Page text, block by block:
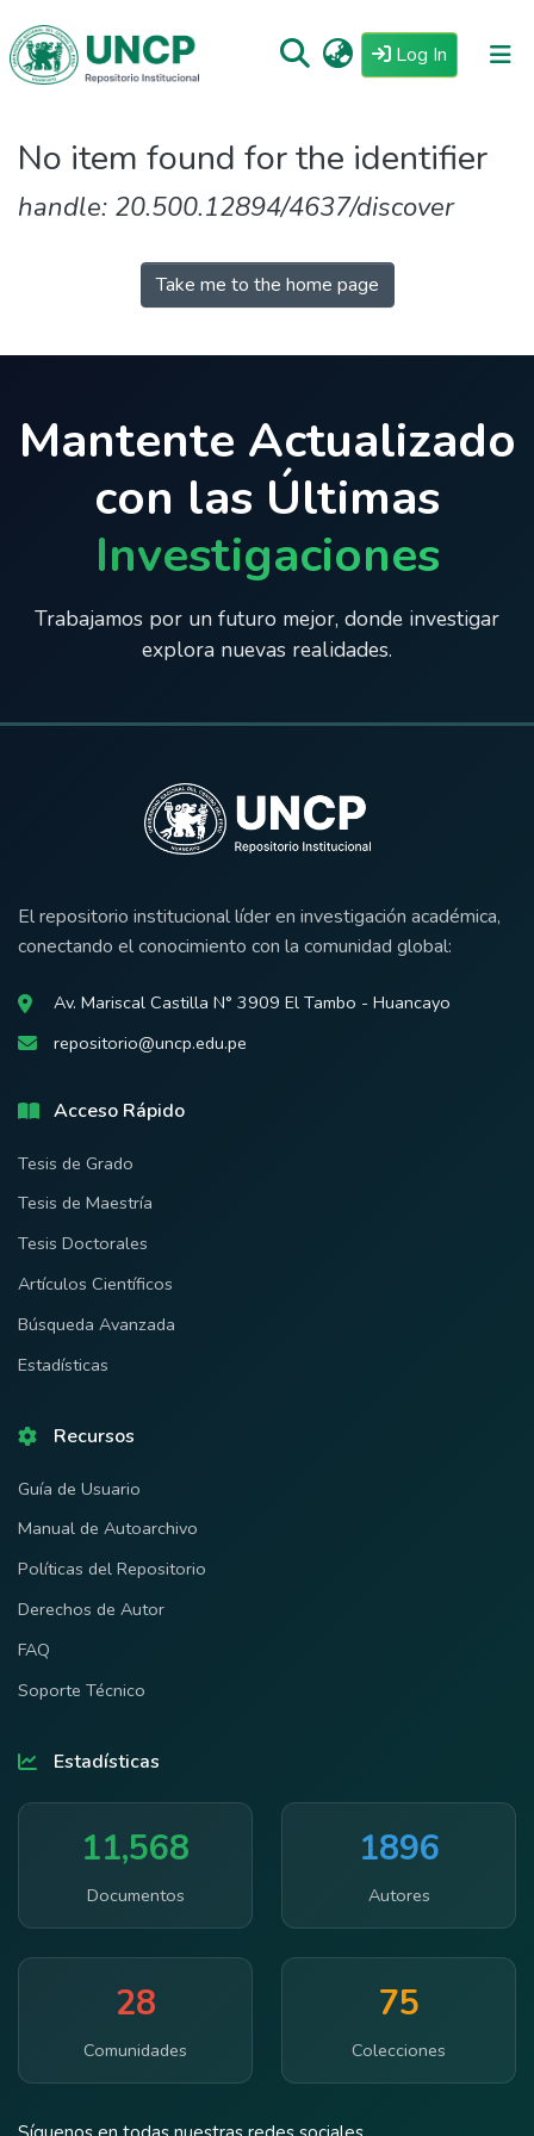
Log In (current)
Repositorio
Estadisticas
No item found for the identifier
handle: 20.500.12894/4637/discover
Take me to the home page
Mantente Actualizado
con las Últimas
Investigaciones
Trabajamos por un futuro mejor, donde investigar
explora nuevas realidades.
El repositorio institucional líder en investigación académica,
conectando el conocimiento con la comunidad global:
Av. Mariscal Castilla N° 3909 El Tambo - Huancayo
repositorio@uncp.edu.pe
Acceso Rápido
Tesis de Grado
Tesis de Maestría
Tesis Doctorales
Artículos Científicos
Búsqueda Avanzada
Estadísticas
Recursos
Guía de Usuario
Manual de Autoarchivo
Políticas del Repositorio
Derechos de Autor
FAQ
Soporte Técnico
Estadísticas
11,568
Documentos
1896
Autores
28
Comunidades
75
Colecciones